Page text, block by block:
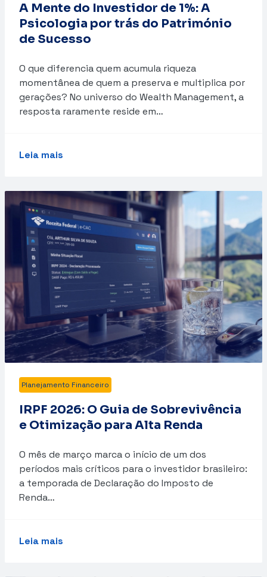
A Mente do Investidor de 1%: A
Psicologia por trás do Património
de Sucesso
O que diferencia quem acumula riqueza
momentânea de quem a preserva e multiplica por
gerações? No universo do Wealth Management, a
resposta raramente reside em…
Leia mais
Planejamento Financeiro
IRPF 2026: O Guia de Sobrevivência
e Otimização para Alta Renda
O mês de março marca o início de um dos
períodos mais críticos para o investidor brasileiro:
a temporada de Declaração do Imposto de
Renda…
Leia mais